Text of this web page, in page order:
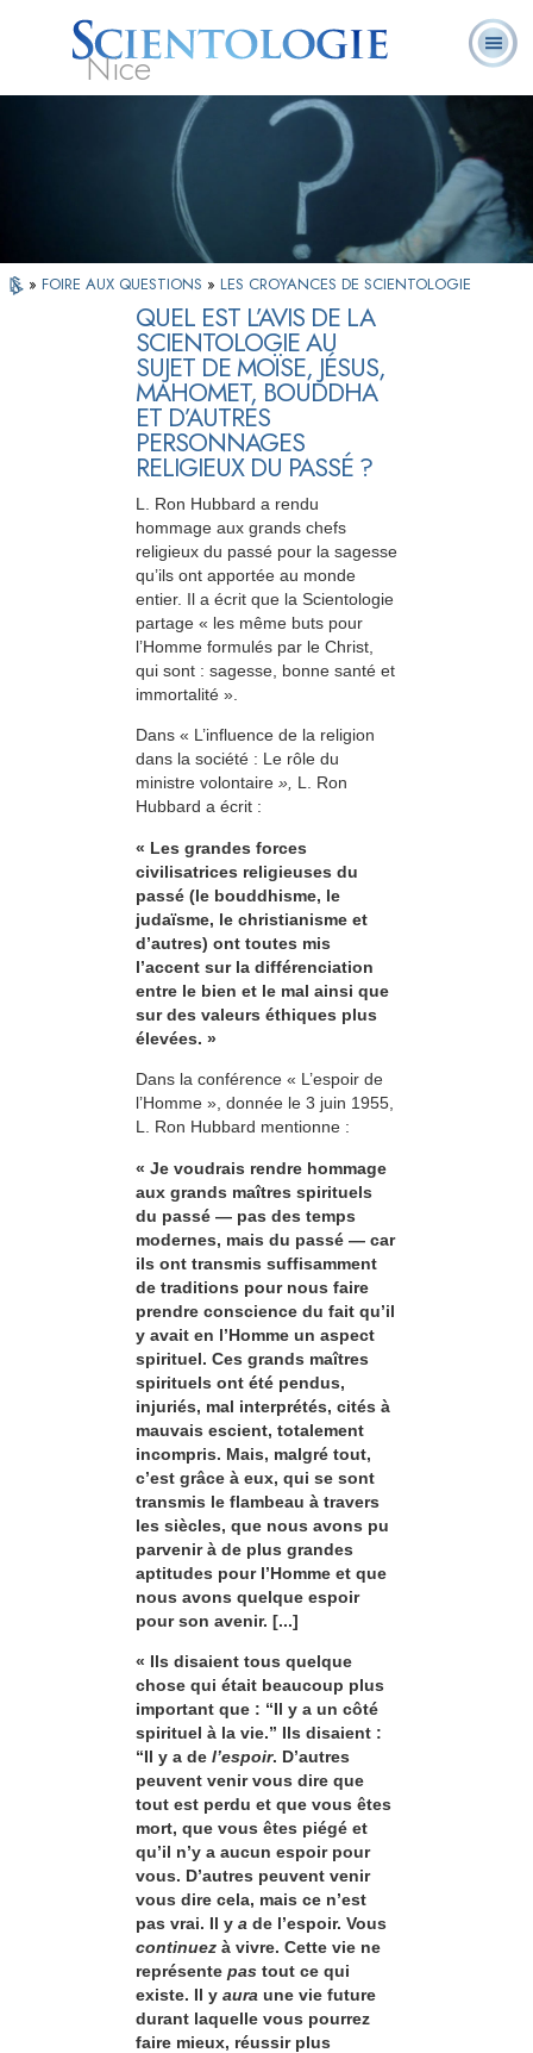
Nice
Qu’est-ce que la
Scientologie ?
Ministres
volontaires
Foire aux
questions
» FOIRE AUX QUESTIONS » LES CROYANCES DE SCIENTOLOGIE
QUEL EST L’AVIS DE LA
SCIENTOLOGIE AU
SUJET DE MOÏSE, JÉSUS,
MAHOMET, BOUDDHA
ET D’AUTRES
PERSONNAGES
RELIGIEUX DU PASSÉ ?
L. Ron Hubbard a rendu
hommage aux grands chefs
religieux du passé pour la sagesse
qu’ils ont apportée au monde
entier. Il a écrit que la Scientologie
partage « les même buts pour
l’Homme formulés par le Christ,
qui sont : sagesse, bonne santé et
immortalité ».
Dans « L’influence de la religion
dans la société : Le rôle du
ministre volontaire », L. Ron
Hubbard a écrit :
« Les grandes forces
civilisatrices religieuses du
passé (le bouddhisme, le
judaïsme, le christianisme et
d’autres) ont toutes mis
l’accent sur la différenciation
entre le bien et le mal ainsi que
sur des valeurs éthiques plus
élevées. »
Dans la conférence « L’espoir de
l’Homme », donnée le 3 juin 1955,
L. Ron Hubbard mentionne :
« Je voudrais rendre hommage
aux grands maîtres spirituels
du passé — pas des temps
modernes, mais du passé — car
ils ont transmis suffisamment
de traditions pour nous faire
prendre conscience du fait qu’il
y avait en l’Homme un aspect
spirituel. Ces grands maîtres
spirituels ont été pendus,
injuriés, mal interprétés, cités à
mauvais escient, totalement
incompris. Mais, malgré tout,
c’est grâce à eux, qui se sont
transmis le flambeau à travers
les siècles, que nous avons pu
parvenir à de plus grandes
aptitudes pour l’Homme et que
nous avons quelque espoir
pour son avenir. [...]
« Ils disaient tous quelque
chose qui était beaucoup plus
important que : “Il y a un côté
spirituel à la vie.” Ils disaient :
“Il y a de l’espoir. D’autres
peuvent venir vous dire que
tout est perdu et que vous êtes
mort, que vous êtes piégé et
qu’il n’y a aucun espoir pour
vous. D’autres peuvent venir
vous dire cela, mais ce n’est
pas vrai. Il y a de l’espoir. Vous
continuez à vivre. Cette vie ne
représente pas tout ce qui
existe. Il y aura une vie future
durant laquelle vous pourrez
faire mieux, réussir plus